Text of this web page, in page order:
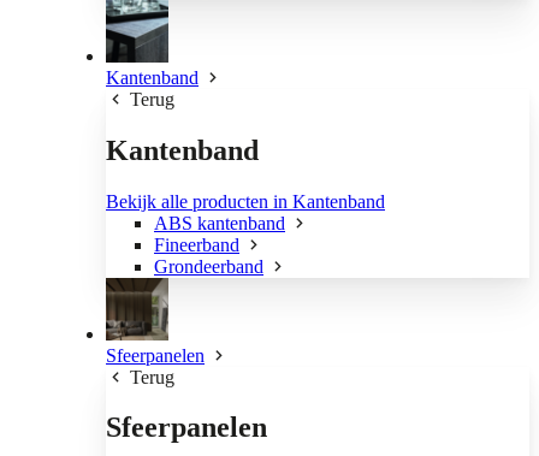
Kantenband
Terug
Kantenband
Bekijk alle producten in Kantenband
ABS kantenband
Fineerband
Grondeerband
Sfeerpanelen
Terug
Sfeerpanelen